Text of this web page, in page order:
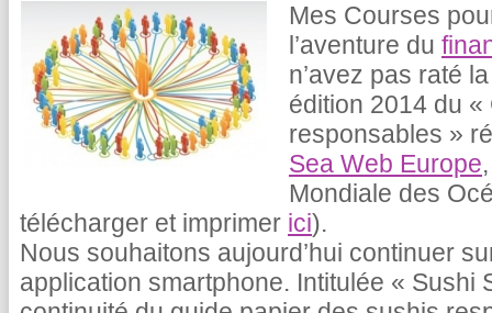
Mes Courses
l’aventure du
n’avez pas raté
édition 2014 du
responsables »
Sea Web Europe
Mondiale des
télécharger et imprimer ici).
Nous souhaitons aujourd’hui continuer
application smartphone. Intitulée « Sushi